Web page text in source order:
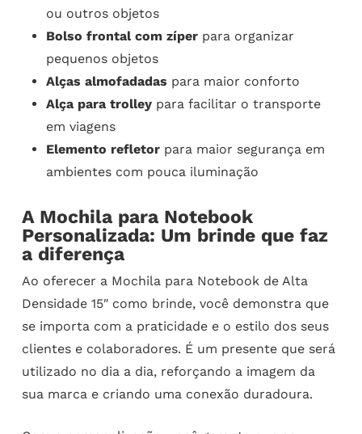
ou outros objetos
Bolso frontal com zíperpara organizar
pequenos objetos
Alças almofadadas para maior conforto
Alça para trolleypara facilitar o transporte
em viagens
Elemento refletorpara maior segurança em
ambientes com pouca iluminação
A Mochila para Notebook
Personalizada: Um brinde que faz
a diferença
Ao oferecer a Mochila para Notebook de Alta
Densidade 15″ como brinde, você demonstra que
se importa com a praticidade e o estilo dos seus
clientes e colaboradores. É um presente que será
utilizado no dia a dia, reforçando a imagem da
sua marca e criando uma conexão duradoura.